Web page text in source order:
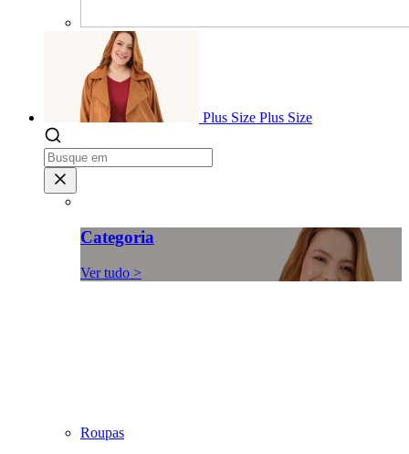
Plus Size Plus Size
Categoria
Ver tudo >
Roupas